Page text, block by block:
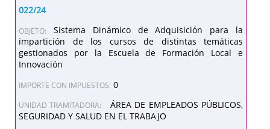
022/24
OBJETO:
Sistema Dinámico de Adquisición para la
impartición de los cursos de distintas temáticas
gestionados por la Escuela de Formación Local e
Innovación
IMPORTE CON IMPUESTOS: 0
UNIDAD TRAMITADORA:
ÁREA DE EMPLEADOS PÚBLICOS,
SEGURIDAD Y SALUD EN EL TRABAJO